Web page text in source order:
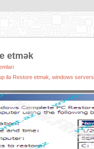
etmək
ilə Restore etmək windows servers